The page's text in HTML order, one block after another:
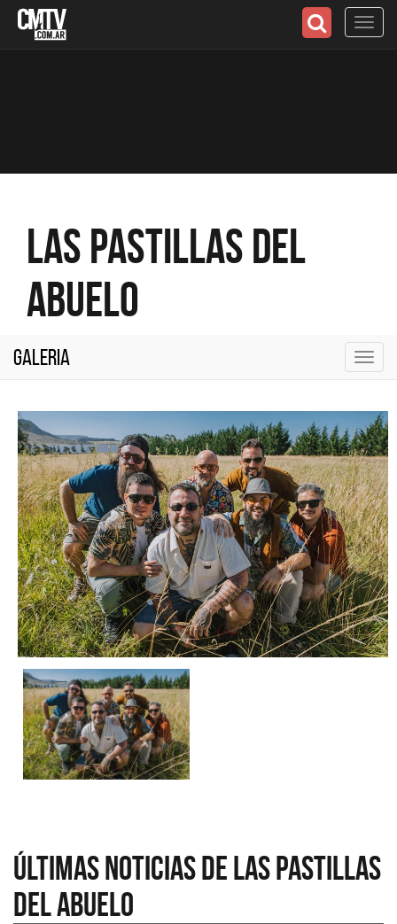
Las Pastillas del
Abuelo
Galeria
Últimas Noticias de Las Pastillas
del Abuelo